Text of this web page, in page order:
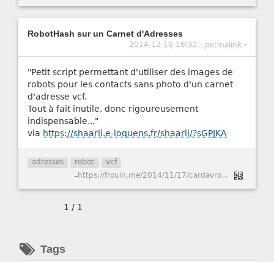
RobotHash sur un Carnet d'Adresses
2014-12-10 16:32 - permalink -
"Petit script permettant d'utiliser des images de
robots pour les contacts sans photo d'un carnet
d'adresse vcf.
Tout à fait inutile, donc rigoureusement
indispensable..."
via https://shaarli.e-loquens.fr/shaarli/?sGPJKA
adresses robot vcf
- https://frouin.me/2014/11/17/cardavrobot/
1 / 1
Tags